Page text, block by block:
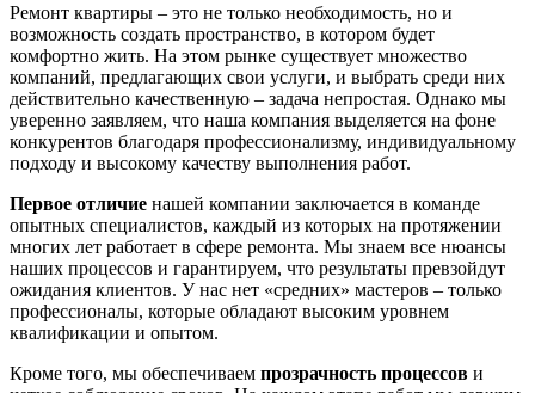
Ремонт квартиры – это не только необходимость, но и
возможность создать пространство, в котором будет
комфортно жить. На этом рынке существует множество
компаний, предлагающих свои услуги, и выбрать среди них
действительно качественную – задача непростая. Однако мы
уверенно заявляем, что наша компания выделяется на фоне
конкурентов благодаря профессионализму, индивидуальному
подходу и высокому качеству выполнения работ.
Первое отличие нашей компании заключается в команде
опытных специалистов, каждый из которых на протяжении
многих лет работает в сфере ремонта. Мы знаем все нюансы
наших процессов и гарантируем, что результаты превзойдут
ожидания клиентов. У нас нет «средних» мастеров – только
профессионалы, которые обладают высоким уровнем
квалификации и опытом.
Кроме того, мы обеспечиваем прозрачность процессов и